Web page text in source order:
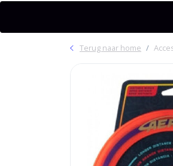
Terug naar home